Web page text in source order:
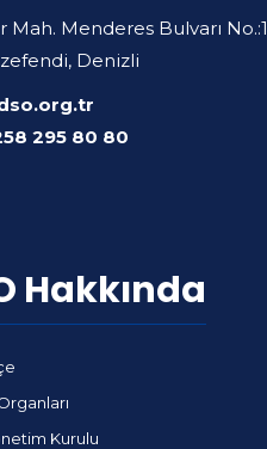
Mah. Menderes Bulvarı No.:1
Denizli
295 80 80
Hakkında
Kurulu